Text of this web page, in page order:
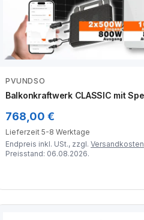
PVUNDSO
Balkonkraftwerk CLASSIC mit
768,00 €
Lieferzeit 5-8 Werktage
Endpreis inkl. USt., zzgl. Versandkosten
Preisstand: 06.08.2026.